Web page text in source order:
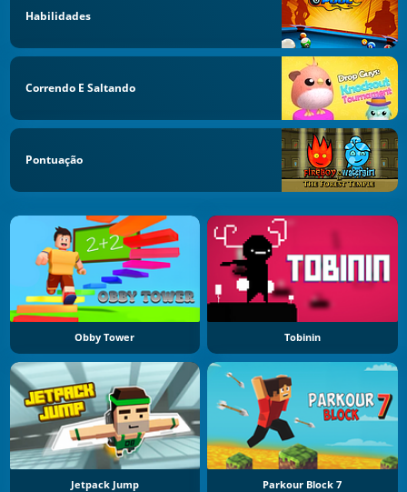
Habilidades
Correndo E Saltando
Pontuação
Obby Tower Tobinin
Jetpack Jump Parkour Block 7